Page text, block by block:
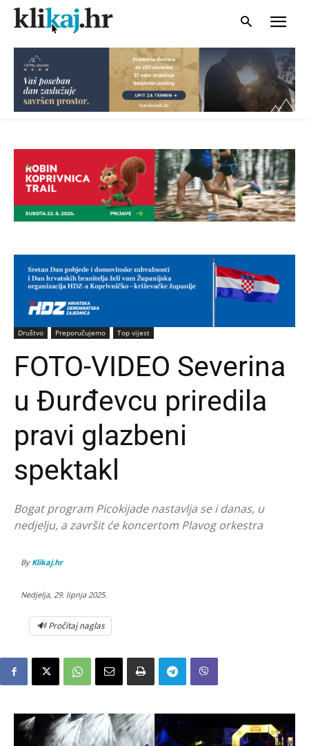
Društvo Preporučujemo Top vijest
FOTO-VIDEO Severina
u Đurđevcu priredila
pravi glazbeni
spektakl
Bogat program Picokijade nastavlja se i danas, u
nedjelju, a završit će koncertom Plavog orkestra
By Klikaj.hr
Nedjelja, 29. lipnja 2025.
🔊 Pročitaj naglas